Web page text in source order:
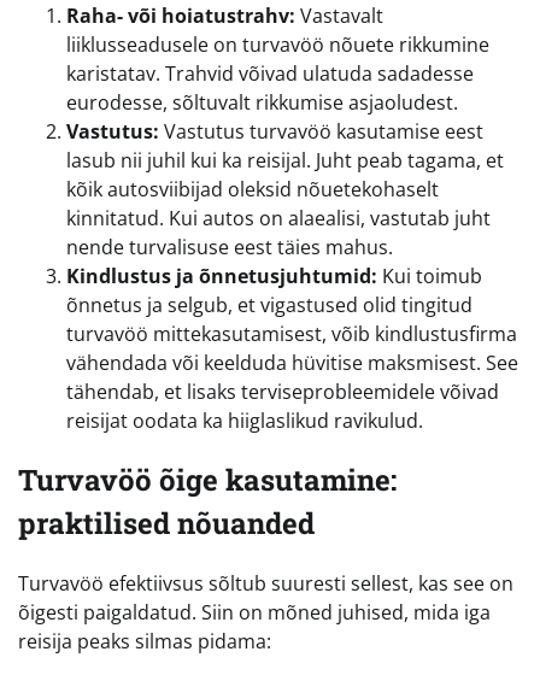
Raha- või hoiatustrahv: Vastavalt
liiklusseadusele on turvavöö nõuete rikkumine
karistatav. Trahvid võivad ulatuda sadadesse
eurodesse, sõltuvalt rikkumise asjaoludest.
Vastutus: Vastutus turvavöö kasutamise eest
lasub nii juhil kui ka reisijal. Juht peab tagama, et
kõik autosviibijad oleksid nõuetekohaselt
kinnitatud. Kui autos on alaealisi, vastutab juht
nende turvalisuse eest täies mahus.
Kindlustus ja õnnetusjuhtumid: Kui toimub
õnnetus ja selgub, et vigastused olid tingitud
turvavöö mittekasutamisest, võib kindlustusfirma
vähendada või keelduda hüvitise maksmisest. See
tähendab, et lisaks terviseprobleemidele võivad
reisijat oodata ka hiiglaslikud ravikulud.
Turvavöö õige kasutamine:
praktilised nõuanded
Turvavöö efektiivsus sõltub suuresti sellest, kas see on
õigesti paigaldatud. Siin on mõned juhised, mida iga
reisija peaks silmas pidama: